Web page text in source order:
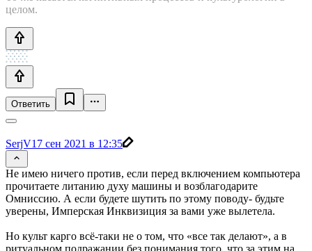
целом.
Ответить
SerjV17 сен 2021 в 12:35
Не имею ничего против, если перед включением компьютера
прочитаете литанию духу машины и возблагодарите
Омниссию. А если будете шутить по этому поводу- будьте
уверены, Имперская Инквизиция за вами уже вылетела.
Но культ карго всё-таки не о том, что «все так делают», а в
ритуальном подражании без понимания того, что за этим на